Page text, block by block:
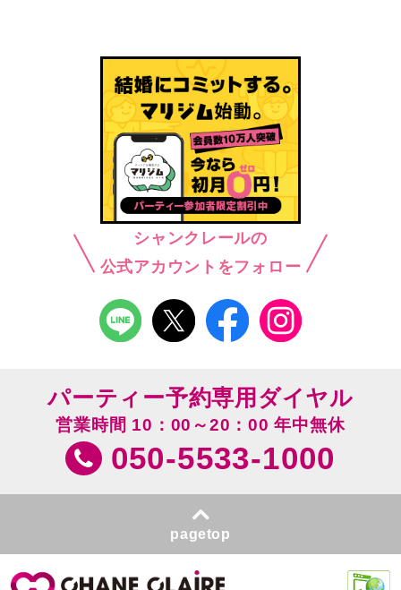
シャンクレールの
公式アカウントをフォロー
パーティー予約専用ダイヤル
営業時間 10：00～20：00 年中無休
050-5533-1000
pagetop